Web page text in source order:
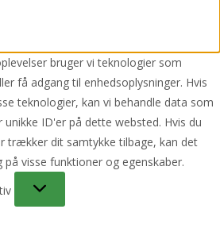
bruger vi teknologier som
få adgang til enhedsoplysninger. Hvis
teknologier, kan vi behandle data som
ID'er på dette websted. Hvis du
trækker dit samtykke tilbage, kan det
på visse funktioner og egenskaber.